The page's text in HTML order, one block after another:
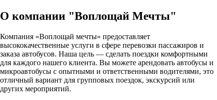
О компании "Воплощай Мечты"
Компания «Воплощай мечты» предоставляет
высококачественные услуги в сфере перевозки пассажиров и
заказа автобусов. Наша цель — сделать поездки комфортными
для каждого нашего клиента. Вы можете арендовать автобусы и
микроавтобусы с опытными и ответственными водителями, это
отличный вариант для групповых поездок, экскурсий или
других мероприятий.